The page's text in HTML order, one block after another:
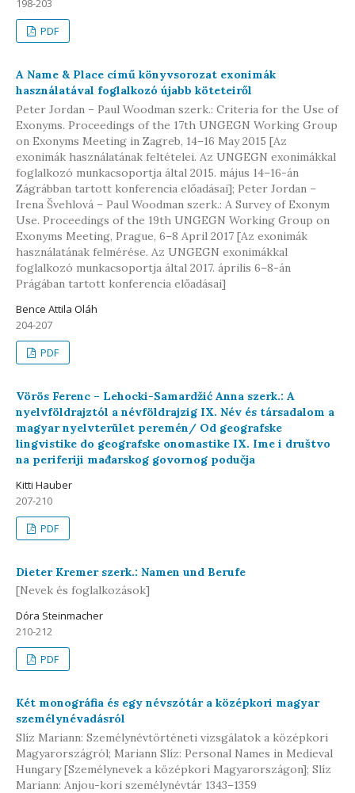
198-203
PDF
A Name & Place című könyvsorozat exonimák
használatával foglalkozó újabb köteteiről
Peter Jordan – Paul Woodman szerk.: Criteria for the Use of
Exonyms. Proceedings of the 17th UNGEGN Working Group
on Exonyms Meeting in Zagreb, 14–16 May 2015 [Az
exonimák használatának feltételei. Az UNGEGN exonimákkal
foglalkozó munkacsoportja által 2015. május 14–16-án
Zágrábban tartott konferencia előadásai]; Peter Jordan –
Irena Švehlová – Paul Woodman szerk.: A Survey of Exonym
Use. Proceedings of the 19th UNGEGN Working Group on
Exonyms Meeting, Prague, 6–8 April 2017 [Az exonimák
használatának felmérése. Az UNGEGN exonimákkal
foglalkozó munkacsoportja által 2017. április 6–8-án
Prágában tartott konferencia előadásai]
Bence Attila Oláh
204-207
PDF
Vörös Ferenc – Lehocki-Samardžić Anna szerk.: A
nyelvföldrajztól a névföldrajzig IX. Név és társadalom a
magyar nyelvterület peremén/ Od geografske
lingvistike do geografske onomastike IX. Ime i društvo
na periferiji mađarskog govornog podučja
Kitti Hauber
207-210
PDF
Dieter Kremer szerk.: Namen und Berufe
[Nevek és foglalkozások]
Dóra Steinmacher
210-212
PDF
Két monográfia és egy névszótár a középkori magyar
személynévadásról
Slíz Mariann: Személynévtörténeti vizsgálatok a középkori
Magyarországról; Mariann Slíz: Personal Names in Medieval
Hungary [Személynevek a középkori Magyarországon]; Slíz
Mariann: Anjou-kori személynévtár 1343–1359